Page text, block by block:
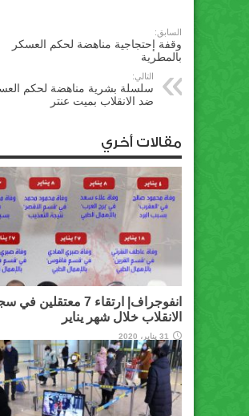
السابق:
وقفة إحتجاجية مناهضة لحكم العسكر
بالمطرية
التالي:
سلسلة بشرية مناهضة لحكم
ضد الانقلاب بميت عنتر‬
مقالات أخري
انفوجراف| ارتقاء 7 معتقلين
الانقلاب خلال شهر يناير
31 يناير، 2020